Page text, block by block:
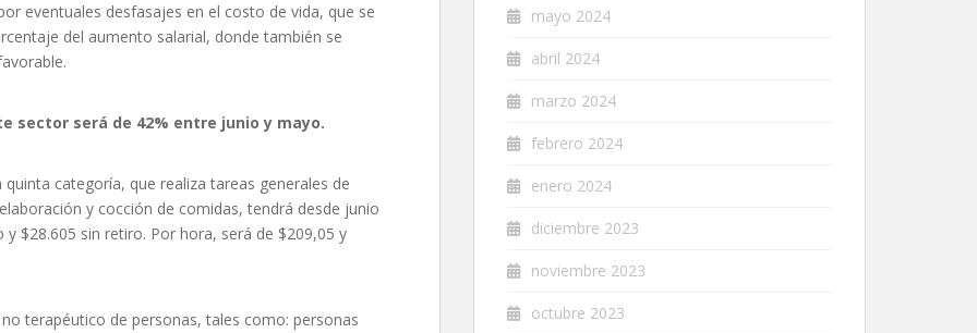
eventuales desfasajes en el costo de vida, que se
del aumento salarial, donde también se
sector será de 42% entre junio y mayo.
categoría, que realiza tareas generales de
y cocción de comidas, tendrá desde junio
$28.605 sin retiro. Por hora, será de $209,05 y
terapéutico de personas, tales como: personas
mayo 2024
abril 2024
marzo 2024
febrero 2024
enero 2024
diciembre 2023
noviembre 2023
octubre 2023